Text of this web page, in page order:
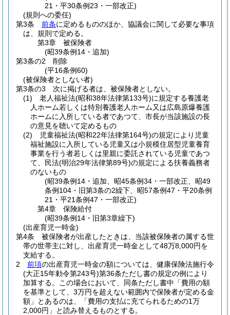
21・平30条例23・一部改正)
(規則への委任)
第3条
前条に定めるもののほか、協議会に関して必要な事項
は、規則で定める。
第3章
被保険者
(昭39条例14・追加)
第3条の2
削除
(平16条例60)
(被保険者としない者)
第3条の3
次に掲げる者は、被保険者としない。
(1)
老人福祉法(昭和38年法律第133号)に規定する養護老
人ホーム若しくは特別養護老人ホーム又は広島原爆養護
ホームに入所している者であつて、市長が当該施設の長
の意見を聴いて定めるもの
(2)
児童福祉法(昭和22年法律第164号)の規定により児童
福祉施設に入所している児童又は小規模住居型児童養育
事業を行う者若しくは里親に委託されている児童であつ
て、民法(明治29年法律第89号)の規定による扶養義務者
のないもの
(昭39条例14・追加、昭45条例34・一部改正、昭49
条例104・旧第3条の2繰下、昭57条例47・平20条例
21・平21条例47・一部改正)
第4章
保険給付
(昭39条例14・旧第3章繰下)
(出産育児一時金)
第4条
被保険者が出産したときは、当該被保険者の属する世
帯の世帯主に対し、出産育児一時金として48万8,000円を
支給する。
2
前項の出産育児一時金の額については、健康保険法施行令
(大正15年勅令第243号)第36条ただし書の規定の例により
加算する。
この場合において、同条ただし書中「費用の額
を基準として、3万円を超えない範囲内で保険者が定める金
額」とあるのは、「費用の支払に充てられるための1万
2,000円」と読み替えるものとする。